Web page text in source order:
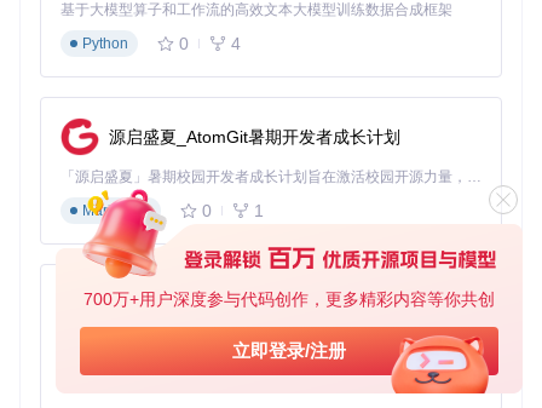
700万+用户深度参与代码创作，更多精彩内容等你共创
立即登录/注册
基于大模型算子和工作流的高效文本大模型训练数据合成框架
Python
0 4
源启盛夏_AtomGit暑期开发者成长计划
「源启盛夏」暑期校园开发者成长计划旨在激活校园开源力量，通过积分激励、认证扶持、资源倾斜等形式，引导高校组织和开发者完成「入驻 — 建项目 — 做贡献 — 获认证 — 得资源」的完整闭环。无论你是想带领社团入驻平台的组织者，还是希望用代码贡献证明自己的开发者，都能在这里找到属于你的成长路径。
Markdown
0 1
py-xiaozhi
基于Python的Xiaozhi AI，适用于想要完整Xiaozhi体验而无需拥有专用硬件的用户。
Python
0 1